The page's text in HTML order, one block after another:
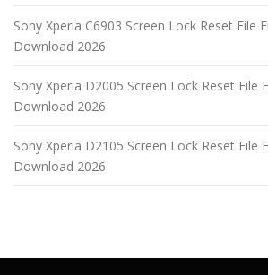
Sony Xperia C6903 Screen Lock Reset File
Download 2026
Sony Xperia D2005 Screen Lock Reset File
Download 2026
Sony Xperia D2105 Screen Lock Reset File
Download 2026